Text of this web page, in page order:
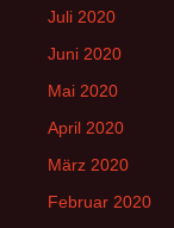
Juli 2020
Juni 2020
Mai 2020
April 2020
März 2020
Februar 2020